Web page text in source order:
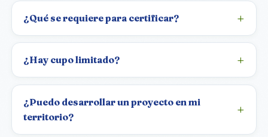
¿Qué se requiere para certificar?
¿Hay cupo limitado?
¿Puedo desarrollar un proyecto en mi
territorio?